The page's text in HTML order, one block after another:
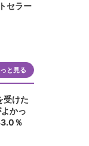
セラー
と見る
受けた
かっ
％